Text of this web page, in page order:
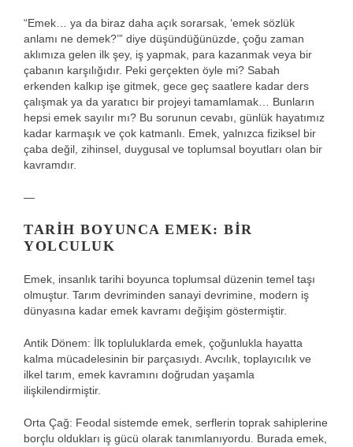
“Emek… ya da biraz daha açık sorarsak, ‘emek sözlük
anlamı ne demek?’” diye düşündüğünüzde, çoğu zaman
aklımıza gelen ilk şey, iş yapmak, para kazanmak veya bir
çabanın karşılığıdır. Peki gerçekten öyle mi? Sabah
erkenden kalkıp işe gitmek, gece geç saatlere kadar ders
çalışmak ya da yaratıcı bir projeyi tamamlamak… Bunların
hepsi emek sayılır mı? Bu sorunun cevabı, günlük hayatımız
kadar karmaşık ve çok katmanlı. Emek, yalnızca fiziksel bir
çaba değil, zihinsel, duygusal ve toplumsal boyutları olan bir
kavramdır.
—
TARIH BOYUNCA EMEK: BIR
YOLCULUK
Emek, insanlık tarihi boyunca toplumsal düzenin temel taşı
olmuştur. Tarım devriminden sanayi devrimine, modern iş
dünyasına kadar emek kavramı değişim göstermiştir.
Antik Dönem: İlk topluluklarda emek, çoğunlukla hayatta
kalma mücadelesinin bir parçasıydı. Avcılık, toplayıcılık ve
ilkel tarım, emek kavramını doğrudan yaşamla
ilişkilendirmiştir.
Orta Çağ: Feodal sistemde emek, serflerin toprak sahiplerine
borçlu oldukları iş gücü olarak tanımlanıyordu. Burada emek,